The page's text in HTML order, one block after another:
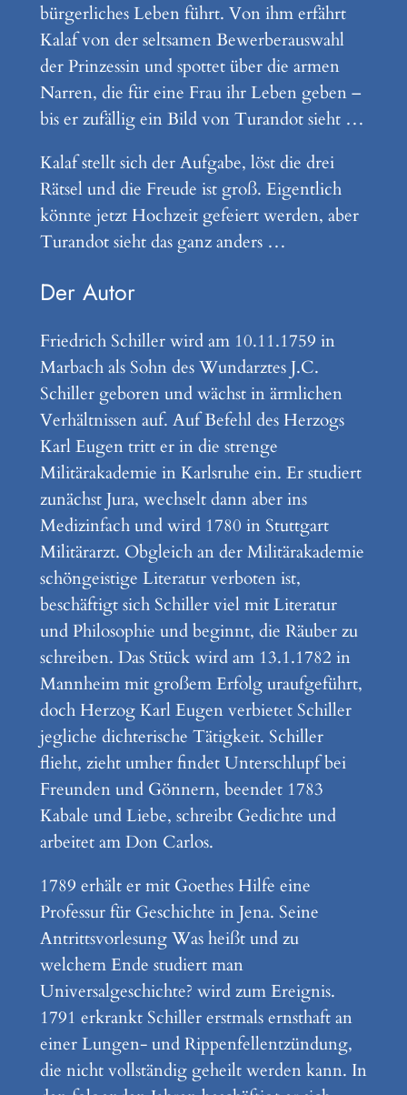
bürgerliches Leben führt. Von ihm erfährt
Kalaf von der seltsamen Bewerberauswahl
der Prinzessin und spottet über die armen
Narren, die für eine Frau ihr Leben geben –
bis er zufällig ein Bild von Turandot sieht …
Kalaf stellt sich der Aufgabe, löst die drei
Rätsel und die Freude ist groß. Eigentlich
könnte jetzt Hochzeit gefeiert werden, aber
Turandot sieht das ganz anders …
Der Autor
Friedrich Schiller wird am 10.11.1759 in
Marbach als Sohn des Wundarztes J.C.
Schiller geboren und wächst in ärmlichen
Verhältnissen auf. Auf Befehl des Herzogs
Karl Eugen tritt er in die strenge
Militärakademie in Karlsruhe ein. Er studiert
zunächst Jura, wechselt dann aber ins
Medizinfach und wird 1780 in Stuttgart
Militärarzt. Obgleich an der Militärakademie
schöngeistige Literatur verboten ist,
beschäftigt sich Schiller viel mit Literatur
und Philosophie und beginnt, die Räuber zu
schreiben. Das Stück wird am 13.1.1782 in
Mannheim mit großem Erfolg uraufgeführt,
doch Herzog Karl Eugen verbietet Schiller
jegliche dichterische Tätigkeit. Schiller
flieht, zieht umher findet Unterschlupf bei
Freunden und Gönnern, beendet 1783
Kabale und Liebe, schreibt Gedichte und
arbeitet am Don Carlos.
1789 erhält er mit Goethes Hilfe eine
Professur für Geschichte in Jena. Seine
Antrittsvorlesung Was heißt und zu
welchem Ende studiert man
Universalgeschichte? wird zum Ereignis.
1791 erkrankt Schiller erstmals ernsthaft an
einer Lungen- und Rippenfellentzündung,
die nicht vollständig geheilt werden kann. In